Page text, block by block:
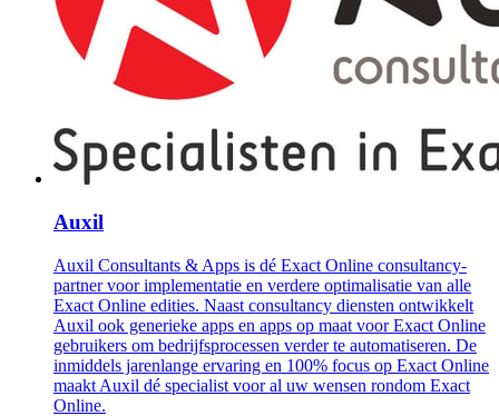
Auxil
Auxil Consultants & Apps is dé Exact Online consultancy-
partner voor implementatie en verdere optimalisatie van alle
Exact Online edities. Naast consultancy diensten ontwikkelt
Auxil ook generieke apps en apps op maat voor Exact Online
gebruikers om bedrijfsprocessen verder te automatiseren. De
inmiddels jarenlange ervaring en 100% focus op Exact Online
maakt Auxil dé specialist voor al uw wensen rondom Exact
Online.